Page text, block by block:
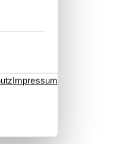
Impressum